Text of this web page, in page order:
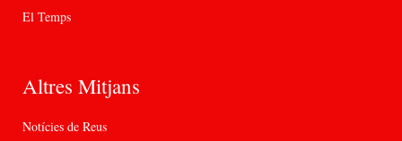
El Temps
Altres Mitjans
Notícies de Reus